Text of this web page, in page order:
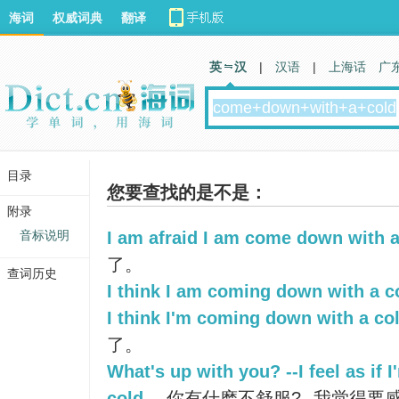
您要查找的是不是：
I am afraid I am come down with
了。
I think I am coming down with a
I think I'm coming down with a
了。
What's up with you? --I feel as if
海词 权威词典 翻译
英 汉 | 汉语 | 上海话 广
目录
附录
音标说明
查词历史